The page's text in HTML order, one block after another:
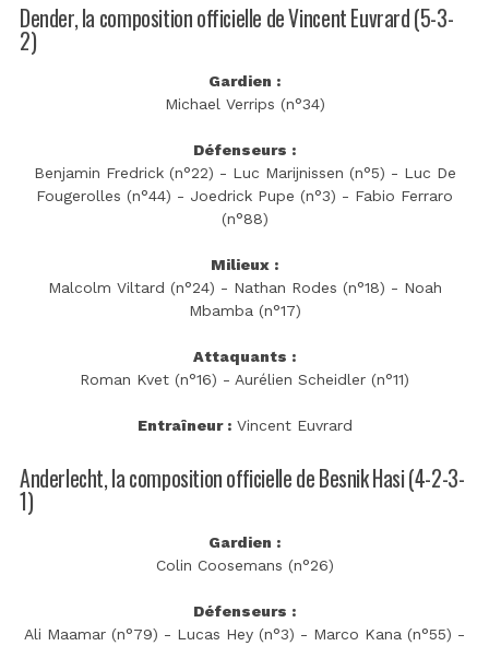
Dender, la composition officielle de Vincent Euvrard (5-3-
2)
Gardien :
Michael Verrips (n°34)
Défenseurs :
Benjamin Fredrick (n°22) - Luc Marijnissen (n°5) - Luc De
Fougerolles (n°44) - Joedrick Pupe (n°3) - Fabio Ferraro
(n°88)
Milieux :
Malcolm Viltard (n°24) - Nathan Rodes (n°18) - Noah
Mbamba (n°17)
Attaquants :
Roman Kvet (n°16) - Aurélien Scheidler (n°11)
Entraîneur :Vincent Euvrard
Anderlecht, la composition officielle de Besnik Hasi (4-2-3-
1)
Gardien :
Colin Coosemans (n°26)
Défenseurs :
Ali Maamar (n°79) - Lucas Hey (n°3) - Marco Kana (n°55) -